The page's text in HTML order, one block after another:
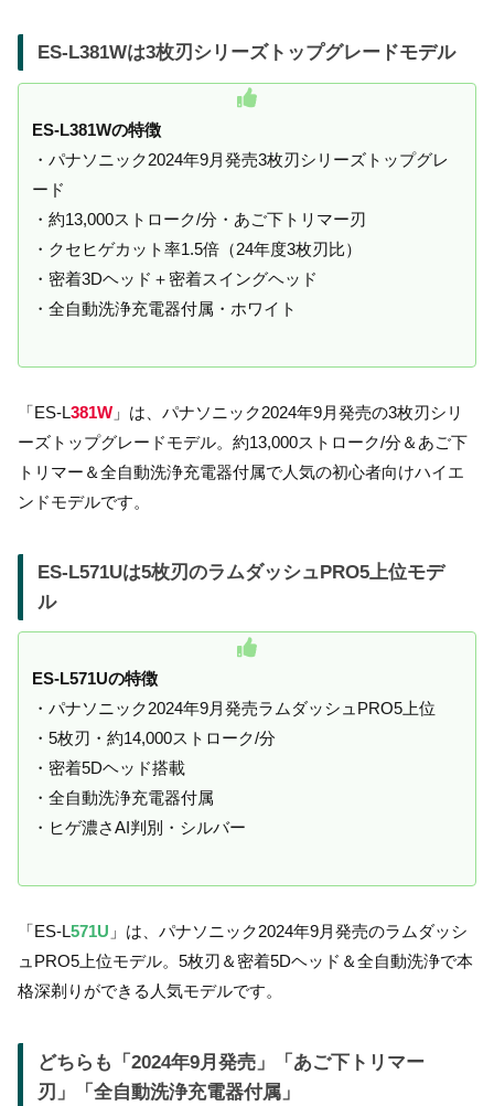
ES-L381Wは3枚刃シリーズトップグレードモデル
ES-L381Wの特徴
・パナソニック2024年9月発売3枚刃シリーズトップグレ
ード
・約13,000ストローク/分・あご下トリマー刃
・クセヒゲカット率1.5倍（24年度3枚刃比）
・密着3Dヘッド＋密着スイングヘッド
・全自動洗浄充電器付属・ホワイト
「ES-L381W 」は、パナソニック2024年9月発売の3枚刃シリ
ーズトップグレードモデル。約13,000ストローク/分＆あご下
トリマー＆全自動洗浄充電器付属で人気の初心者向けハイエ
ンドモデルです。
ES-L571Uは5枚刃のラムダッシュPRO5上位モデ
ル
ES-L571Uの特徴
・パナソニック2024年9月発売ラムダッシュPRO5上位
・5枚刃・約14,000ストローク/分
・密着5Dヘッド搭載
・全自動洗浄充電器付属
・ヒゲ濃さAI判別・シルバー
「ES-L571U 」は、パナソニック2024年9月発売のラムダッシ
ュPRO5上位モデル。5枚刃＆密着5Dヘッド＆全自動洗浄で本
格深剃りができる人気モデルです。
どちらも「2024年9月発売」「あご下トリマー
刃」「全自動洗浄充電器付属」